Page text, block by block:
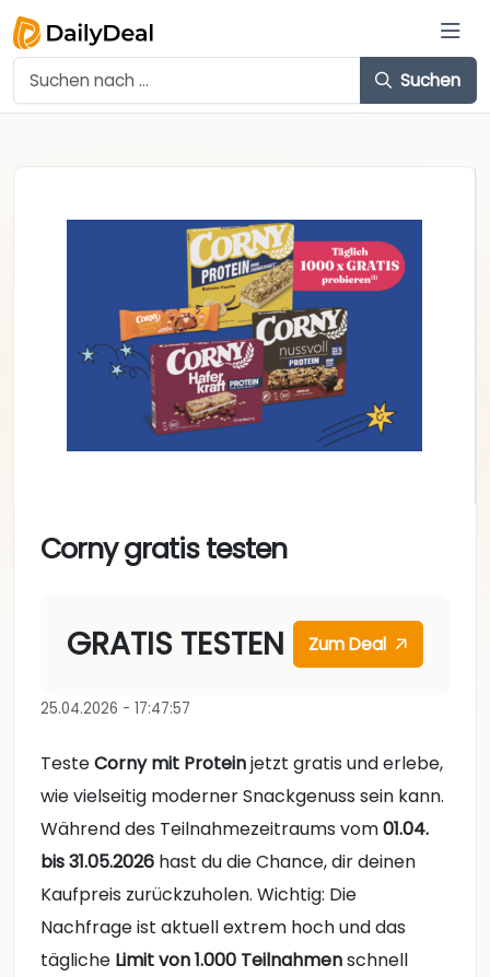
Suchen
Corny gratis testen
GRATIS TESTEN Zum Deal
25.04.2026 - 17:47:57
TesteCorny mit Proteinjetzt gratis und erlebe,
wie vielseitig moderner Snackgenuss sein kann.
Während des Teilnahmezeitraums vom01.04.
bis 31.05.2026 hast du die Chance, dir deinen
Kaufpreis zurückzuholen. Wichtig: Die
Nachfrage ist aktuell extrem hoch und das
tägliche Limit von 1.000 Teilnahmenschnell